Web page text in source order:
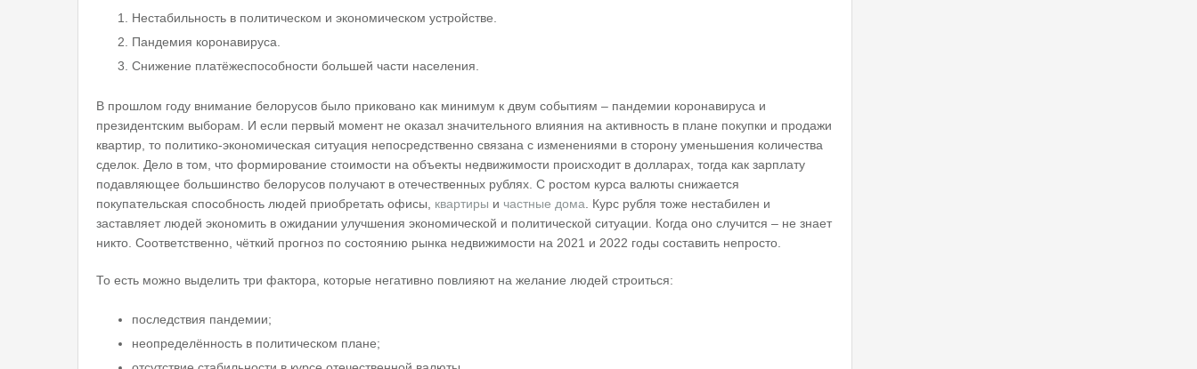
Нестабильность в политическом и экономическом устройстве.
Пандемия коронавируса.
Снижение платёжеспособности большей части населения.
В прошлом году внимание белорусов было приковано как минимум к двум событиям – пандемии коронавируса и
президентским выборам. И если первый момент не оказал значительного влияния на активность в плане покупки и продажи
квартир, то политико-экономическая ситуация непосредственно связана с изменениями в сторону уменьшения количества
сделок. Дело в том, что формирование стоимости на объекты недвижимости происходит в долларах, тогда как зарплату
подавляющее большинство белорусов получают в отечественных рублях. С ростом курса валюты снижается
покупательская способность людей приобретать офисы, квартиры и частные дома . Курс рубля тоже нестабилен и
заставляет людей экономить в ожидании улучшения экономической и политической ситуации. Когда оно случится – не знает
никто. Соответственно, чёткий прогноз по состоянию рынка недвижимости на 2021 и 2022 годы составить непросто.
То есть можно выделить три фактора, которые негативно повлияют на желание людей строиться:
последствия пандемии;
неопределённость в политическом плане;